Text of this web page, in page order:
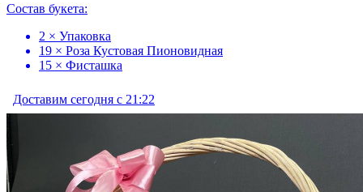
Состав букета:
2 × Упаковка
19 × Роза Кустовая Пионовидная
15 × Фисташка
Доставим сегодня с 21:22